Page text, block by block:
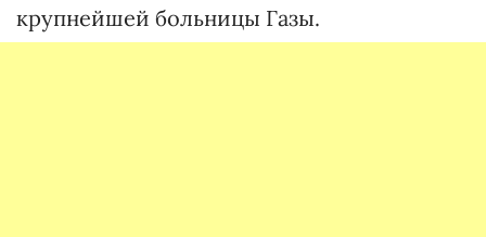
крупнейшей больницы Газы.